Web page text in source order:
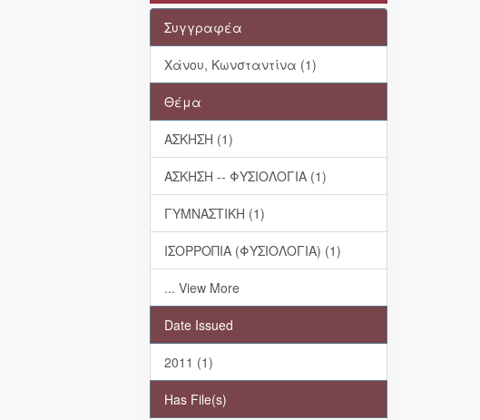
Συγγραφέα
Χάνου, Κωνσταντίνα (1)
Θέμα
ΑΣΚΗΣΗ (1)
ΑΣΚΗΣΗ -- ΦΥΣΙΟΛΟΓΙΑ (1)
ΓΥΜΝΑΣΤΙΚΗ (1)
ΙΣΟΡΡΟΠΙΑ (ΦΥΣΙΟΛΟΓΙΑ) (1)
... View More
Date Issued
2011 (1)
Has File(s)